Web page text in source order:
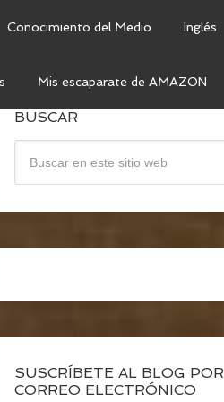
Conocimiento del Medio Inglés
Mis escaparate de AMAZON
BUSCAR
SUSCRÍBETE AL BLOG POR
CORREO ELECTRÓNICO